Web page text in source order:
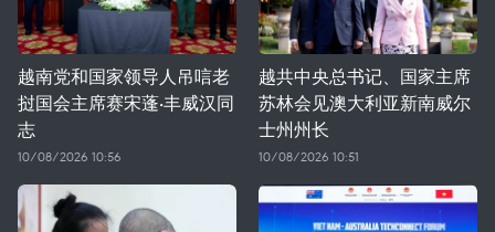
越南党和国家领导人吊唁老
挝国会主席赛宋蓬·丰威汉同
志
10/08/2026 10:56
越共中央总书记、国家主席
苏林会见澳大利亚新南威尔
士州州长
10/08/2026 10:51